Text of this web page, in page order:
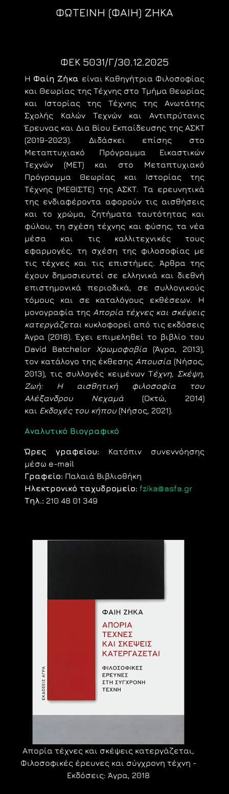
ΦΩΤΕΙΝΗ (ΦΑΙΗ) ΖΗΚΑ
ΦΕΚ 5031/Γ/30.12.2025
Η Φαίη Ζήκα είναι Καθηγήτρια Φιλοσοφίας
και Θεωρίας της Τέχνης στο Τμήμα Θεωρίας
και Ιστορίας της Τέχνης της Ανωτάτης
Σχολής Καλών Τεχνών και Αντιπρύτανις
Έρευνας και Δια Βίου Εκπαίδευσης της ΑΣΚΤ
(2019-2023). Διδάσκει επίσης στο
Μεταπτυχιακό Πρόγραμμα Εικαστικών
Τεχνών (ΜΕΤ) και στο Μεταπτυχιακό
Πρόγραμμα Θεωρίας και Ιστορίας της
Τέχνης (ΜΕΘΙΣΤΕ) της ΑΣΚΤ. Τα ερευνητικά
της ενδιαφέροντα αφορούν τις αισθήσεις
και το χρώμα, ζητήματα ταυτότητας και
φύλου, τη σχέση τέχνης και φύσης, τα νέα
μέσα και τις καλλιτεχνικές τους
εφαρμογές, τη σχέση της φιλοσοφίας με
τις τέχνες και τις επιστήμες. Άρθρα της
έχουν δημοσιευτεί σε ελληνικά και διεθνή
επιστημονικά περιοδικά, σε συλλογικούς
τόμους και σε καταλόγους εκθέσεων. Η
μονογραφία της Απορία τέχνες και σκέψεις
κατεργάζεται κυκλοφορεί από τις εκδόσεις
Άγρα (2018). Έχει επιμεληθεί το βιβλίο του
David Batchelor Χρωμοφοβία (Άγρα, 2013),
τον κατάλογο της έκθεσης Απουσία (Νήσος,
2013), τις συλλογές κειμένων Τέχνη, Σκέψη,
Ζωή: Η αισθητική φιλοσοφία του
Αλέξανδρου Νεχαμά (Οκτώ, 2014)
και Εκδοχές του κήπου(Νήσος, 2021).
Αναλυτικό Βιογραφικό
Ώρες γραφείου: Kατόπιν συνεννόησης
μέσω e-mail
Γραφείο: Παλαιά Βιβλιοθήκη
Ηλεκτρονικό ταχυδρομείο: fzika@asfa.gr
Τηλ.: 210 48 01 349
Απορία τέχνες και σκέψεις κατεργάζεται,
Φιλοσοφικές έρευνες και σύγχρονη τέχνη -
Εκδόσεις: Άγρα, 2018